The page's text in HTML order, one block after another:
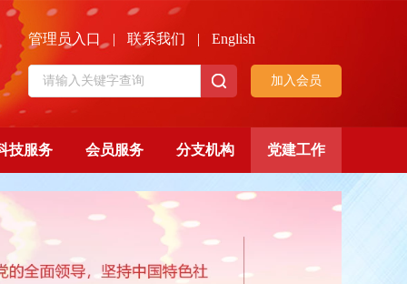
管理员入口 | 联系我们 | English
加入会员
技服务 会员服务 分支机构 党建工作